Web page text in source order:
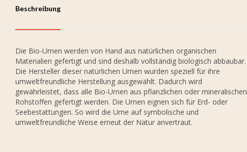
Beschreibung
Die Bio-Urnen werden von Hand aus natürlichen organischen
Materialien gefertigt und sind deshalb vollständig biologisch abbaubar.
Die Hersteller dieser natürlichen Urnen wurden speziell für ihre
umweltfreundliche Herstellung ausgewählt. Dadurch wird
gewährleistet, dass alle Bio-Urnen aus pflanzlichen oder mineralischen
Rohstoffen gefertigt werden. Die Urnen eignen sich für Erd- oder
Seebestattungen. So wird die Urne auf symbolische und
umweltfreundliche Weise erneut der Natur anvertraut.